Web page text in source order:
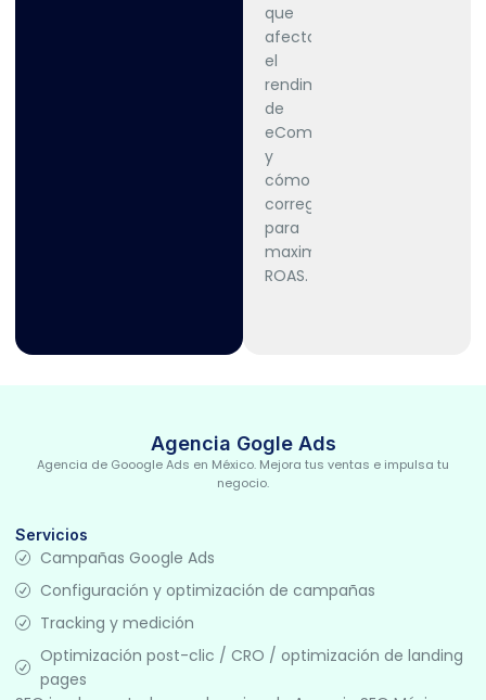
Agencia Gogle Ads
Agencia de Gooogle Ads en México. Mejora tus ventas e impulsa tu
negocio.
Servicios
Campañas Google Ads
Configuración y optimización de campañas
Tracking y medición
Optimización post-clic / CRO / optimización de landing
pages